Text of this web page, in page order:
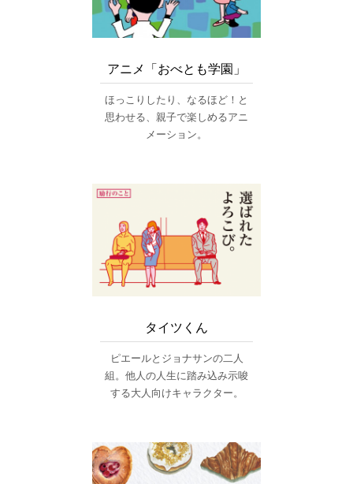
アニメ「おべとも学園」
ほっこりしたり、なるほど！と
思わせる、親子で楽しめるアニ
メーション。
タイツくん
ピエールとジョナサンの二人
組。他人の人生に踏み込み示唆
する大人向けキャラクター。